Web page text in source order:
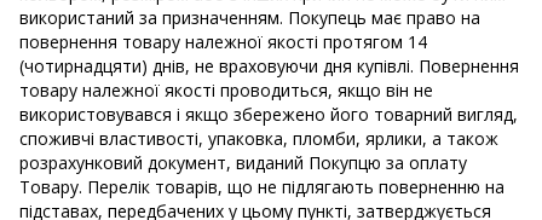
використаний за призначенням. Покупець має право на
повернення товару належної якості протягом 14
(чотирнадцяти) днів, не враховуючи дня купівлі. Повернення
товару належної якості проводиться, якщо він не
використовувався і якщо збережено його товарний вигляд,
споживчі властивості, упаковка, пломби, ярлики, а також
розрахунковий документ, виданий Покупцю за оплату
Товару. Перелік товарів, що не підлягають поверненню на
підставах, передбачених у цьому пункті, затверджується